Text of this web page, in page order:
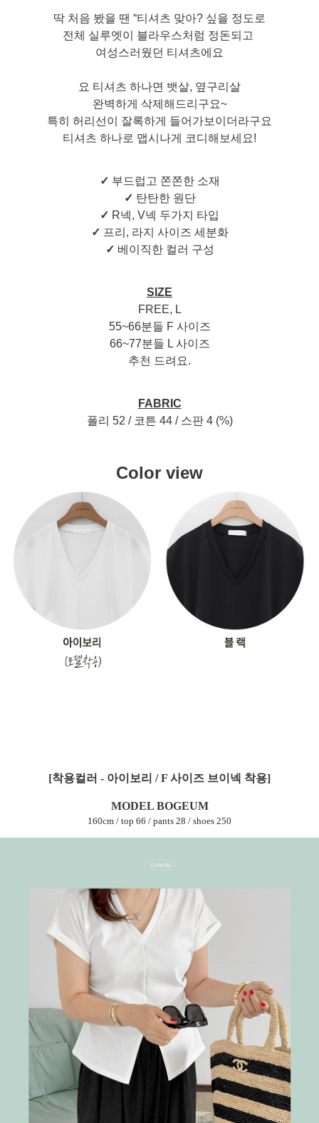
딱 처음 봤을 땐 “티셔츠 맞아? 싶을 정도로
전체 실루엣이 블라우스처럼 정돈되고
여성스러웠던 티셔츠에요
요 티셔츠 하나면 뱃살, 옆구리살
완벽하게 삭제해드리구요~
특히 허리선이 잘록하게 들어가보이더라구요
티셔츠 하나로 맵시나게 코디해보세요!
✓ 부드럽고 쫀쫀한 소재
✓ 탄탄한 원단
✓ R넥, V넥 두가지 타입
✓ 프리, 라지 사이즈 세분화
✓ 베이직한 컬러 구성
SIZE
FREE, L
55~66분들 F 사이즈
66~77분들 L 사이즈
추천 드려요.
FABRIC
폴리 52 / 코튼 44 / 스판 4 (%)
Color view
[착용컬러 - 아이보리 / F 사이즈 브이넥 착용]
MODEL BOGEUM
160cm / top 66 / pants 28 / shoes 250